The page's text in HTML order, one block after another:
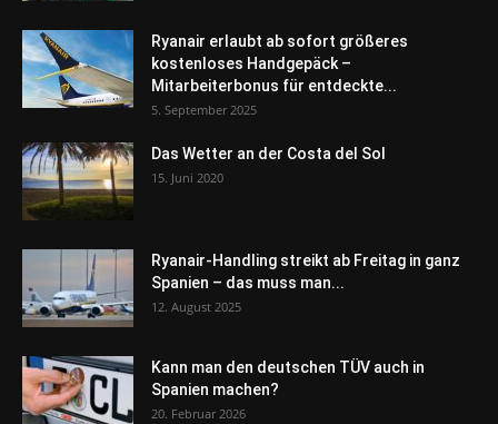
Ryanair erlaubt ab sofort größeres
kostenloses Handgepäck –
Mitarbeiterbonus für entdeckte...
5. September 2025
Das Wetter an der Costa del Sol
15. Juni 2020
Ryanair-Handling streikt ab Freitag in ganz
Spanien – das muss man...
12. August 2025
Kann man den deutschen TÜV auch in
Spanien machen?
20. Februar 2026